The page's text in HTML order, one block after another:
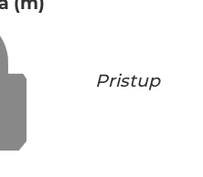
Pristup